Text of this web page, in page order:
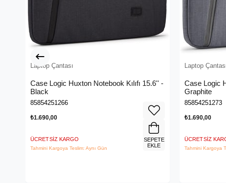
Laptop Çantası
Case Logic Huxton Notebook Kılıfı 15.6'' -
Black
85854251266
₺1.690,00
ÜCRETSIZ KARGO
Tahmini Kargoya Teslim: Aynı Gün
SEPETE
EKLE
Laptop
Case Logic
Graphite
85854251273
₺1.690,00
ÜCRETSIZ
Tahmini Kargoya